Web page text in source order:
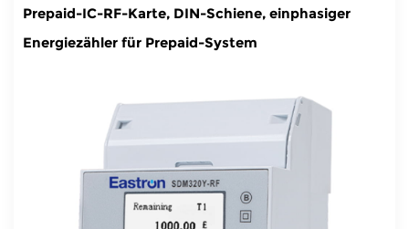
Prepaid-IC-RF-Karte, DIN-Schiene, einphasiger
Energiezähler für Prepaid-System